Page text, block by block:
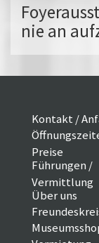
nie an
Kontakt /
Preise
Führungen /
Vermittlung
Über uns